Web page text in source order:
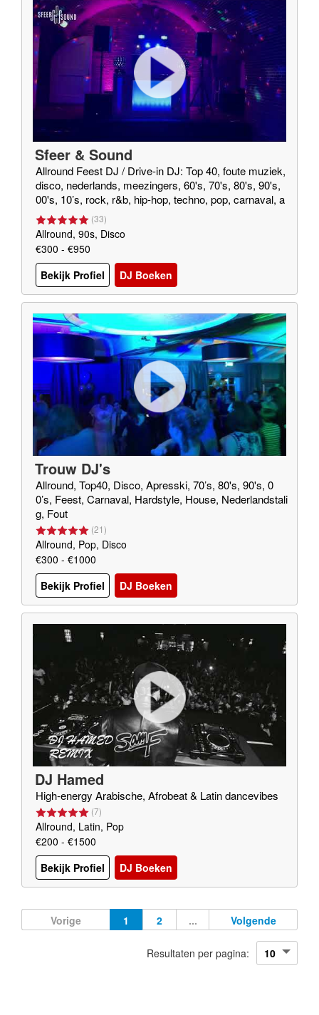
Sfeer & Sound
Allround Feest DJ / Drive-in DJ: Top 40, foute muziek,
disco, nederlands, meezingers, 60's, 70's, 80's, 90's,
00's, 10’s, rock, r&b, hip-hop, techno, pop, carnaval, a
près-ski, hardcore, hardstyle, house
(33)
Allround, 90s, Disco
€300 - €950
Bekijk Profiel
DJ Boeken
Trouw DJ's
Allround, Top40, Disco, Apresski, 70’s, 80's, 90's, 0
0’s, Feest, Carnaval, Hardstyle, House, Nederlandstali
g, Fout
(21)
Allround, Pop, Disco
€300 - €1000
Bekijk Profiel
DJ Boeken
DJ Hamed
High-energy Arabische, Afrobeat & Latin dancevibes
(7)
Allround, Latin, Pop
€200 - €1500
Bekijk Profiel
DJ Boeken
Vorige 1 2 ... Volgende
Resultaten per pagina: